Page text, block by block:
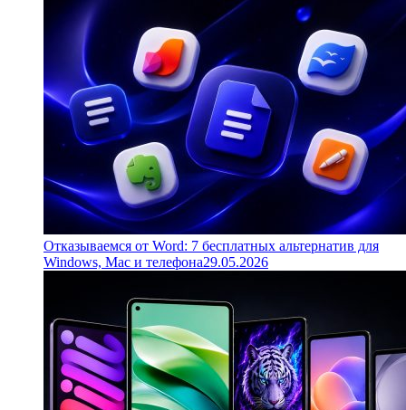
Отказываемся от Word: 7 бесплатных альтернатив для
Windows, Mac и телефона29.05.2026